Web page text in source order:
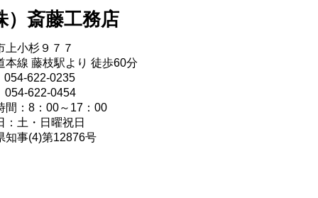
）斎藤工務店
上小杉９７７
本線 藤枝駅より 徒歩60分
054-622-0235
054-622-0454
間：8：00～17：00
：土・日曜祝日
知事(4)第12876号